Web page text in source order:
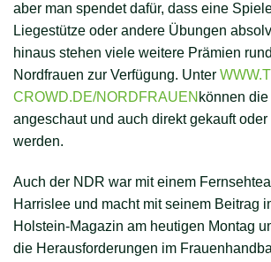
aber man spendet dafür, dass eine
Liegestütze oder andere Übungen
hinaus stehen viele weitere Prämien
Nordfrauen zur Verfügung. Unter
CROWD.DE/NORDFRAUEN können
angeschaut und auch direkt gekauft
werden.
Auch der NDR war mit einem
Harrislee und macht mit seinem Beitrag
Holstein-Magazin am heutigen Montag
die Herausforderungen im